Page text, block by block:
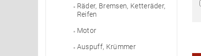
Räder, Bremsen, Ketteräder,
Reifen
Motor
Auspuff, Krümmer